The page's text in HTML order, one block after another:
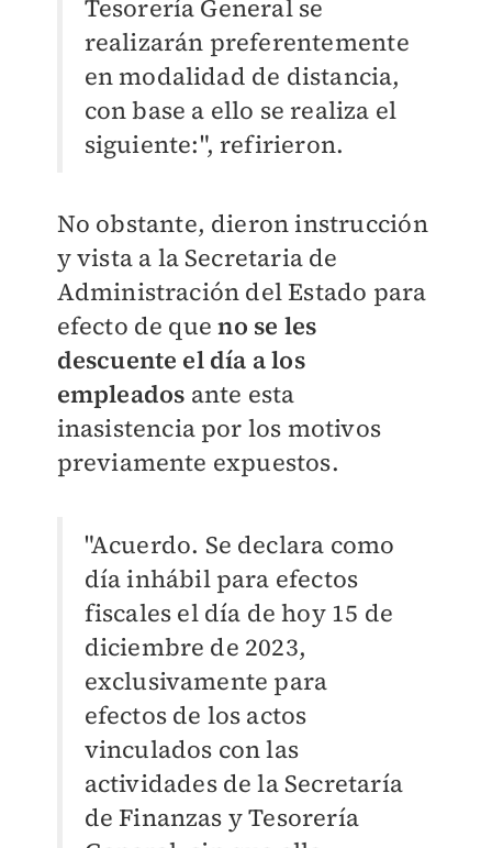
Tesorería General se
realizarán preferentemente
en modalidad de distancia,
con base a ello se realiza el
siguiente:", refirieron.
No obstante, dieron instrucción
y vista a la Secretaria de
Administración del Estado para
efecto de queno se les
descuente el día a los
empleados ante esta
inasistencia por los motivos
previamente expuestos.
"Acuerdo. Se declara como
día inhábil para efectos
fiscales el día de hoy 15 de
diciembre de 2023,
exclusivamente para
efectos de los actos
vinculados con las
actividades de la Secretaría
de Finanzas y Tesorería